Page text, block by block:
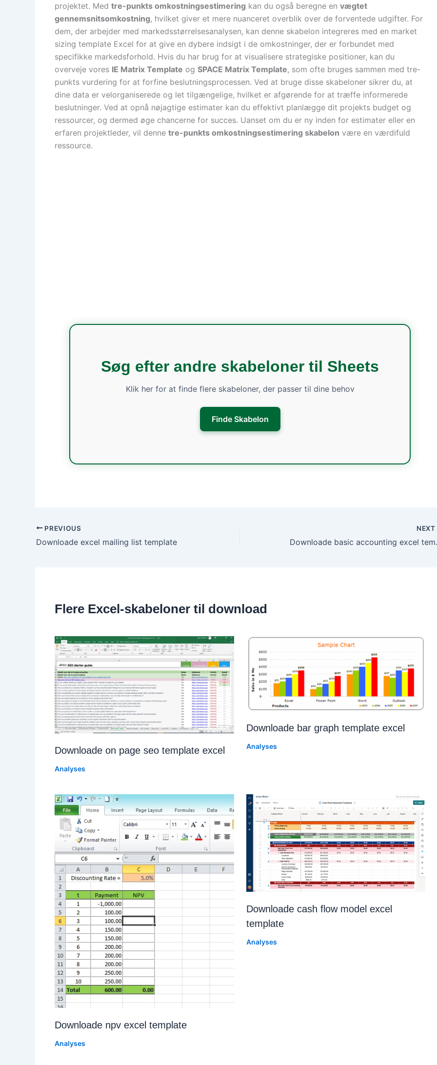
projektet. Med tre-punkts omkostningsestimering kan du også beregne en vægtet
gennemsnitsomkostning, hvilket giver et mere nuanceret overblik over de forventede udgifter. For
dem, der arbejder med markedsstørrelsesanalysen, kan denne skabelon integreres med en market
sizing template Excel for at give en dybere indsigt i de omkostninger, der er forbundet med
specifikke markedsforhold. Hvis du har brug for at visualisere strategiske positioner, kan du
overveje vores IE Matrix Template og SPACE Matrix Template, som ofte bruges sammen med tre-
punkts vurdering for at forfine beslutningsprocessen. Ved at bruge disse skabeloner sikrer du, at
dine data er velorganiserede og let tilgængelige, hvilket er afgørende for at træffe informerede
beslutninger. Ved at opnå nøjagtige estimater kan du effektivt planlægge dit projekts budget og
ressourcer, og dermed øge chancerne for succes. Uanset om du er ny inden for estimater eller en
erfaren projektleder, vil denne tre-punkts omkostningsestimering skabelon være en værdifuld
ressource.
Søg efter andre skabeloner til Sheets
Klik her for at finde flere skabeloner, der passer til dine behov
Finde Skabelon
PREVIOUS
Downloade excel mailing list template
NEXT
Flere Excel-skabeloner til download
Downloade on page seo template excel
Analyses
Downloade bar graph template excel
Analyses
Downloade npv excel template
Analyses
Downloade cash flow model excel
template
Analyses